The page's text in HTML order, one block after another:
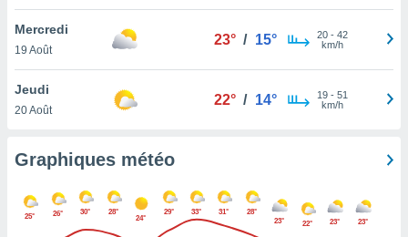
cas,
que
sur le
ne
Mercredi
19 Août
23° / 15° 20- 42
km/h
Jeudi
20 Août
22° / 14° 19- 51
km/h
Graphiques météo
25° 26° 30° 28°
24°
29° 33° 31°
28°
23°
22° 23° 23°